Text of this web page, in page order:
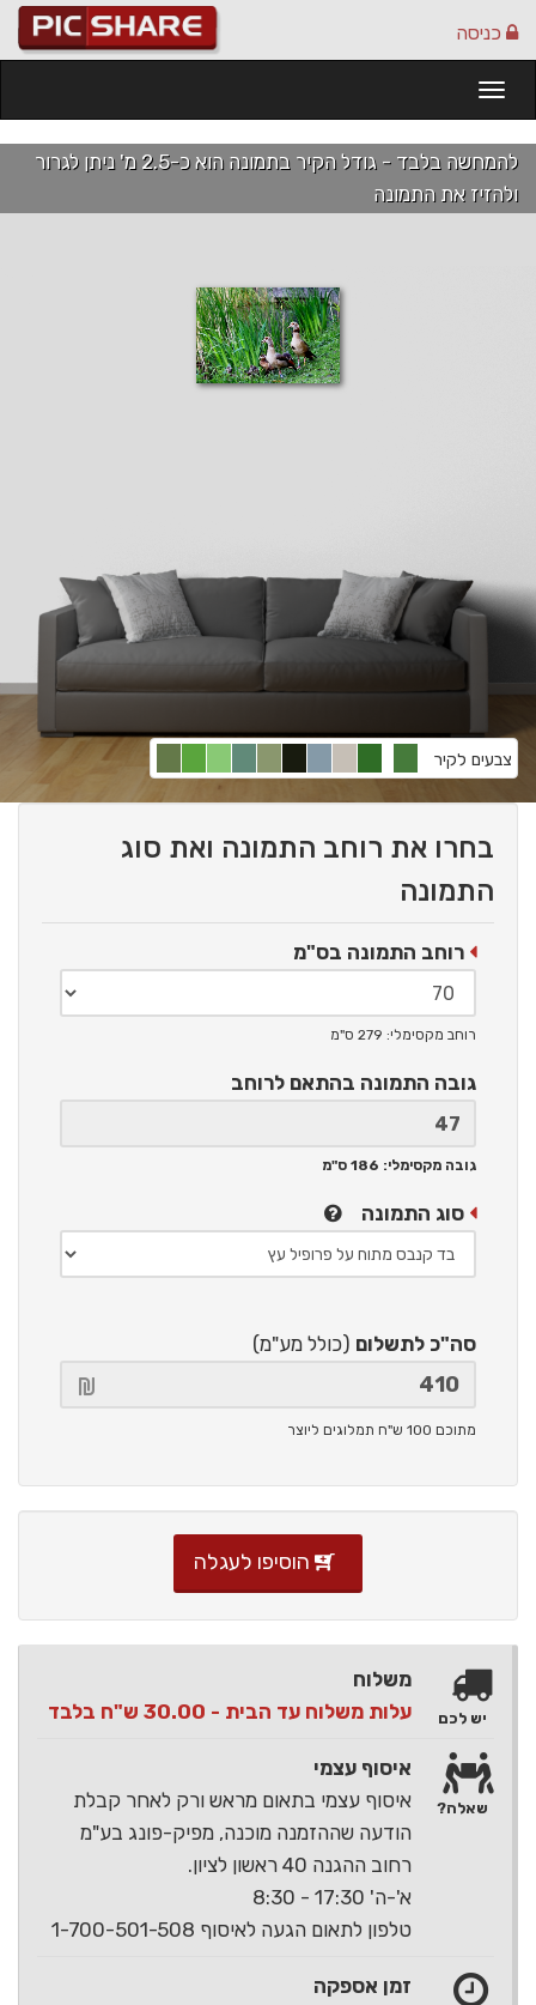
כניסה
להמחשה בלבד - גודל הקיר בתמונה הוא כ-2.5 מ' ניתן לגרור
ולהזיז את התמונה
צבעים לקיר
בחרו את רוחב התמונה ואת סוג
התמונה
רוחב התמונה בס"מ
רוחב מקסימלי: 279 ס"מ
גובה התמונה בהתאם לרוחב
גובה מקסימלי: 186 ס"מ
סוג התמונה
סה"כ לתשלום (כולל מע"מ)
מתוכם 100 ש"ח תמלוגים ליוצר
הוסיפו לעגלה
משלוח
עלות משלוח עד הבית - 30.00 ש"ח בלבד
איסוף עצמי
איסוף עצמי בתאום מראש ורק לאחר קבלת
הודעה שההזמנה מוכנה, מפיק-פונג בע"מ
רחוב ההגנה 40 ראשון לציון.
א'-ה' 17:30 - 8:30
טלפון לתאום הגעה לאיסוף 1-700-501-508
זמן אספקה
יש לכם
שאלה?